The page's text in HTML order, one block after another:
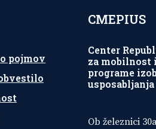
pojmov
CMEPIUS
Center
za mobilnost
programe
usposabljanja
Ob železnici